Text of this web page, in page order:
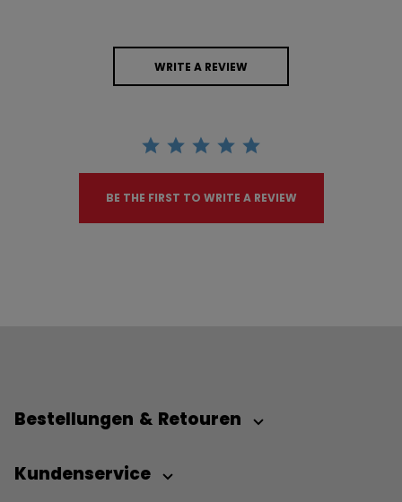
WRITE A REVIEW
BE THE FIRST TO WRITE A REVIEW
Bestellungen & Retouren
Kundenservice